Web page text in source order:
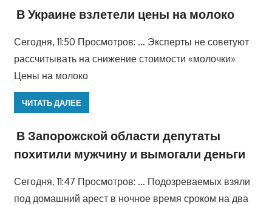
В Украине взлетели цены на молоко
Сегодня, 11:50 Просмотров: … Эксперты не советуют
рассчитывать на снижение стоимости «молочки»
Цены на молоко
ЧИТАТЬ ДАЛЕЕ
В Запорожской области депутаты
похитили мужчину и вымогали деньги
Сегодня, 11:47 Просмотров: … Подозреваемых взяли
под домашний арест в ночное время сроком на два